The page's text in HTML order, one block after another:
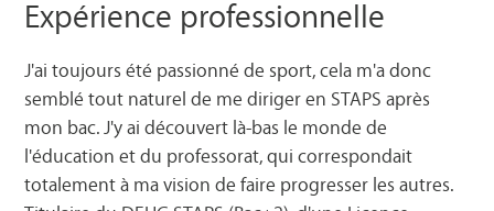
Expérience professionnelle
J'ai toujours été passionné de sport, cela m'a donc
semblé tout naturel de me diriger en STAPS après
mon bac. J'y ai découvert là-bas le monde de
l'éducation et du professorat, qui correspondait
totalement à ma vision de faire progresser les autres.